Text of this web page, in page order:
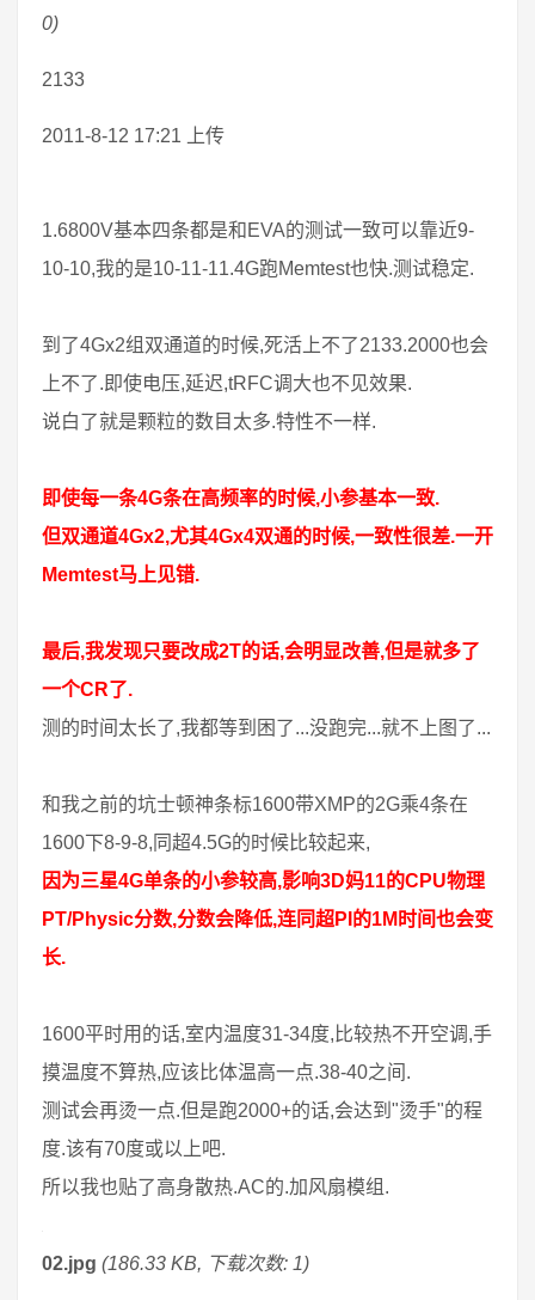
0)
2133
2011-8-12 17:21 上传
1.6800V基本四条都是和EVA的测试一致可以靠近9-
10-10,我的是10-11-11.4G跑Memtest也快.测试稳定.
到了4Gx2组双通道的时候,死活上不了2133.2000也会
上不了.即使电压,延迟,tRFC调大也不见效果.
说白了就是颗粒的数目太多.特性不一样.
即使每一条4G条在高频率的时候,小参基本一致.
但双通道4Gx2,尤其4Gx4双通的时候,一致性很差.一开
Memtest马上见错.
最后,我发现只要改成2T的话,会明显改善,但是就多了
一个CR了.
测的时间太长了,我都等到困了...没跑完...就不上图了...
和我之前的坑士顿神条标1600带XMP的2G乘4条在
1600下8-9-8,同超4.5G的时候比较起来,
因为三星4G单条的小参较高,影响3D妈11的CPU物理
PT/Physic分数,分数会降低,连同超PI的1M时间也会变
长.
1600平时用的话,室内温度31-34度,比较热不开空调,手
摸温度不算热,应该比体温高一点.38-40之间.
测试会再烫一点.但是跑2000+的话,会达到"烫手"的程
度.该有70度或以上吧.
所以我也贴了高身散热.AC的.加风扇模组.
02.jpg (186.33 KB, 下载次数: 1)